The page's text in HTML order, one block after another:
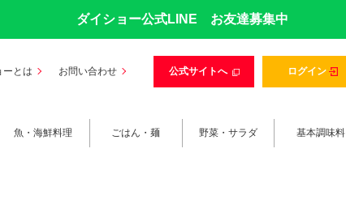
ダイショー公式LINE お友達募集中
ーとは お問い合わせ 公式サイトへ ログイン
魚・海鮮料理 ごはん・麺 野菜・サラダ 基本調味料